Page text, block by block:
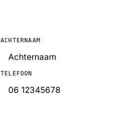
ACHTERNAAM
TELEFOON